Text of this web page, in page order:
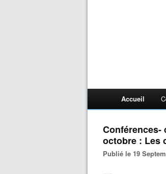
Accueil
Conférences-
octobre : Les
Publié le 19